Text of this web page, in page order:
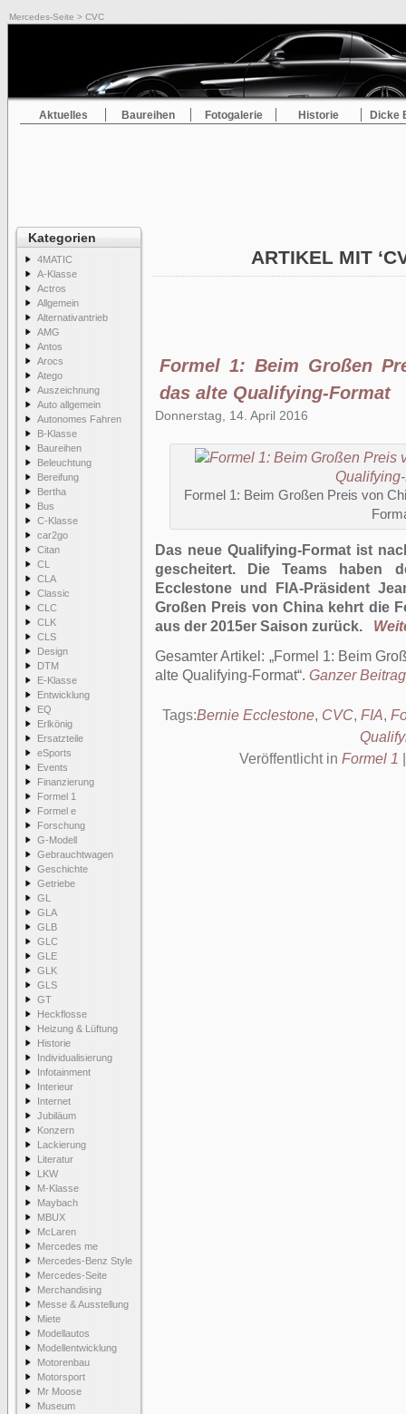
Mercedes-Seite > CVC
Aktuelles Baureihen Fotogalerie Historie Dicke
Kategorien
4MATIC
A-Klasse
Actros
Allgemein
Alternativantrieb
AMG
Antos
Arocs
Atego
Auszeichnung
Auto allgemein
Autonomes Fahren
B-Klasse
Baureihen
Beleuchtung
Bereifung
Bertha
Bus
C-Klasse
car2go
Citan
CL
CLA
Classic
CLC
CLK
CLS
Design
DTM
E-Klasse
Entwicklung
EQ
Erlkönig
Ersatzteile
eSports
Events
Finanzierung
Formel 1
Formel e
Forschung
G-Modell
Gebrauchtwagen
Geschichte
Getriebe
GL
GLA
GLB
GLC
GLE
GLK
GLS
GT
Heckflosse
Heizung & Lüftung
Historie
Individualisierung
Infotainment
Interieur
Internet
Jubiläum
Konzern
Lackierung
Literatur
LKW
M-Klasse
Maybach
MBUX
McLaren
Mercedes me
Mercedes-Benz Style
Mercedes-Seite
Merchandising
Messe & Ausstellung
Miete
Modellautos
Modellentwicklung
Motorenbau
Motorsport
Mr Moose
Museum
ARTIKEL MIT
Formel 1: Beim Großen
das alte Qualifying-Format
Donnerstag, 14. April 2016
Formel 1: Beim Großen Preis von
Das neue Qualifying-Format ist
gescheitert. Die Teams haben
Ecclestone und FIA-Präsident
Großen Preis von China kehrt die
aus der 2015er Saison zurück.
Gesamter Artikel:
Formel 1: Beim
alte Qualifying-Format . Ganzer
Tags:Bernie Ecclestone, CVC, FIA,
Veröffentlicht in Formel 1